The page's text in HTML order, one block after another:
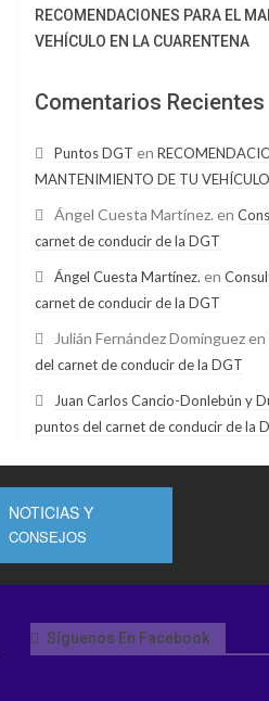
RECOMENDACIONES PARA EL
VEHÍCULO EN LA CUARENTENA
Comentarios Recientes
Puntos DGT en
MANTENIMIENTO DE TU
Ángel Cuesta Martínez. en
carnet de conducir de la DGT
Ángel Cuesta Martínez. en
carnet de conducir de la DGT
Julián Fernández Domínguezen
del carnet de conducir de la DGT
Juan Carlos Cancio-Donlebún y
puntos del carnet de conducir de la
NOTICIAS Y
CONSEJOS
Síguenos En Facebook